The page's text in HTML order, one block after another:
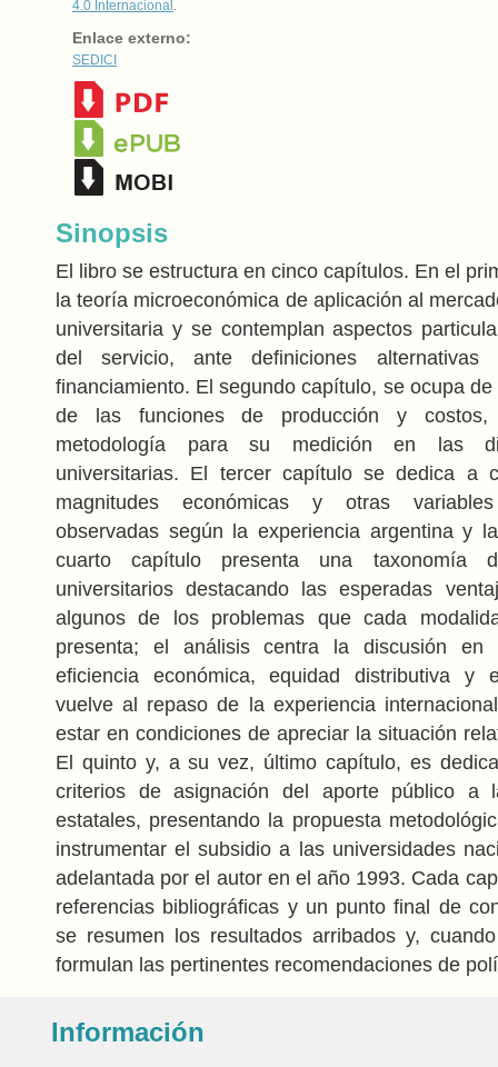
4.0 Internacional
Enlace externo:
SEDICI
Sinopsis
El libro se estructura en cinco capítulos. En el
la teoría microeconómica de aplicación al
universitaria y se contemplan aspectos
del servicio, ante definiciones
financiamiento. El segundo capítulo, se ocupa
de las funciones de producción y costos,
metodología para su medición en las
universitarias. El tercer capítulo se dedica a
magnitudes económicas y otras
observadas según la experiencia argentina y
cuarto capítulo presenta una taxonomía
universitarios destacando las esperadas
algunos de los problemas que cada
presenta; el análisis centra la discusión en
eficiencia económica, equidad distributiva y
vuelve al repaso de la experiencia
estar en condiciones de apreciar la situación
El quinto y, a su vez, último capítulo, es
criterios de asignación del aporte público a
estatales, presentando la propuesta
instrumentar el subsidio a las universidades
adelantada por el autor en el año 1993. Cada
referencias bibliográficas y un punto final de
se resumen los resultados arribados y,
formulan las pertinentes recomendaciones de
Información